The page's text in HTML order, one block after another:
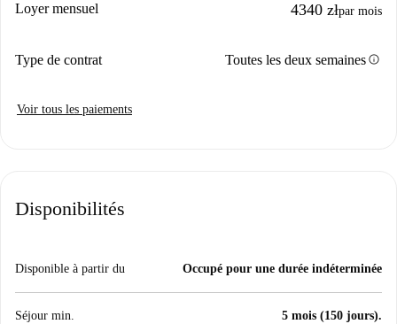
Loyer mensuel 4340 złpar mois
Type de contrat Toutes les deux semainesinfo
Voir tous les paiements
Disponibilités
Disponible à partir du Occupé pour une durée indéterminée
Séjour min. 5 mois (150 jours).